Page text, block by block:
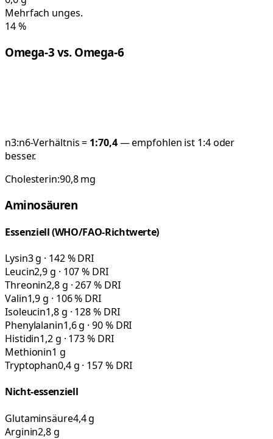
Mehrfach unges.
14%
Omega-3 vs. Omega-6
n3:n6-Verhältnis = 1:70,4— empfohlen ist 1:4 oder
besser.
Cholesterin:90,8mg
Aminosäuren
Essenziell (WHO/FAO-Richtwerte)
Lysin3 g · 142 % DRI
Leucin2,9 g · 107 % DRI
Threonin2,8 g · 267 % DRI
Valin1,9 g · 106 % DRI
Isoleucin1,8 g · 128 % DRI
Phenylalanin1,6 g · 90 % DRI
Histidin1,2 g · 173 % DRI
Methionin1 g
Tryptophan0,4 g · 157 % DRI
Nicht-essenziell
Glutaminsäure4,4 g
Arginin2,8 g